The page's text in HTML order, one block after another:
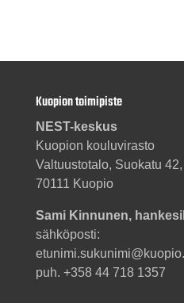
Kuopion toimipiste
NEST-keskus
Kuopion kouluvirasto
Valtuustotalo, Suokatu
70111 Kuopio
Sami Kinnunen,
sähköposti:
puh. +358 44 718 1357